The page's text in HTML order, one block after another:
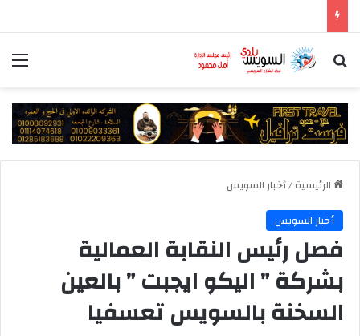
بحث عن
الرئيسية/أخبار السويس
أخبار السويس
فصل رئيس النقابة العمالية
بشركة ” اليكو ايجبت ” بالعين
السخنة بالسويس تعسفيا